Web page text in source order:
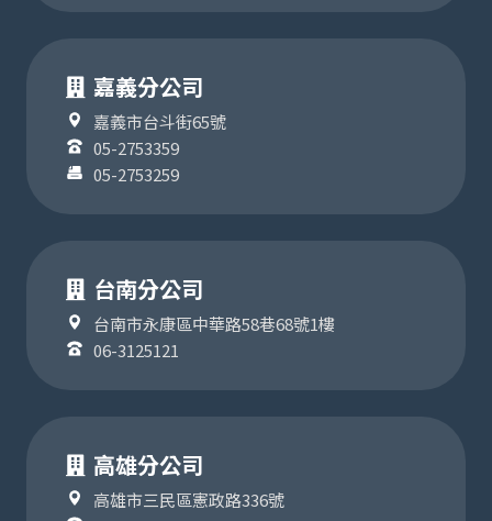
嘉義分公司
嘉義市台斗街65號
05-2753359
05-2753259
台南分公司
台南市永康區中華路58巷68號1樓
06-3125121
高雄分公司
高雄市三民區憲政路336號